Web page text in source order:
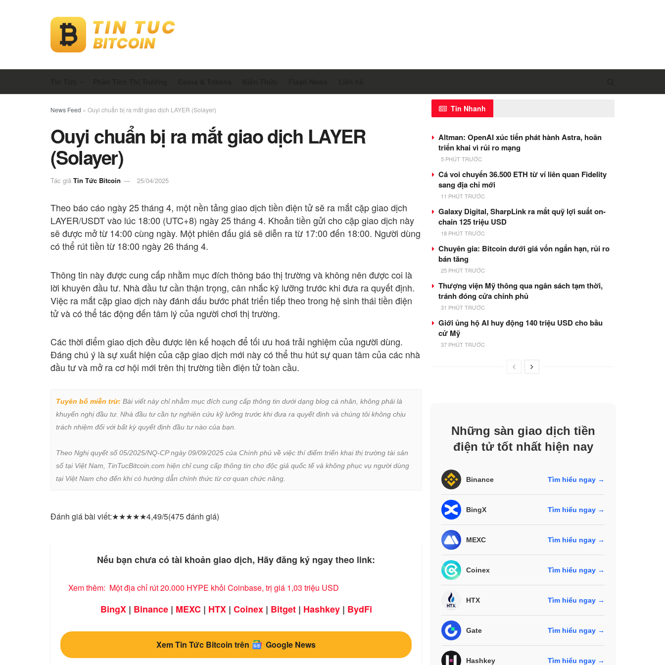
News Feed » Ouyi chuẩn bị ra mắt giao dịch LAYER (Solayer)
Ouyi chuẩn bị ra mắt giao dịch LAYER
(Solayer)
Tác giả Tin Tức Bitcoin 25/04/2025
Theo báo cáo ngày 25 tháng 4, một nền tảng giao dịch tiền điện tử sẽ ra mắt cặp giao dịch
LAYER/USDT vào lúc 18:00 (UTC+8) ngày 25 tháng 4. Khoản tiền gửi cho cặp giao dịch này
sẽ được mở từ 14:00 cùng ngày. Một phiên đấu giá sẽ diễn ra từ 17:00 đến 18:00. Người dùng
có thể rút tiền từ 18:00 ngày 26 tháng 4.
Thông tin này được cung cấp nhằm mục đích thông báo thị trường và không nên được coi là
lời khuyên đầu tư. Nhà đầu tư cần thận trọng, cân nhắc kỹ lưỡng trước khi đưa ra quyết định.
Việc ra mắt cặp giao dịch này đánh dấu bước phát triển tiếp theo trong hệ sinh thái tiền điện
tử và có thể tác động đến tâm lý của người chơi thị trường.
Các thời điểm giao dịch đều được lên kế hoạch để tối ưu hoá trải nghiệm của người dùng.
Đáng chú ý là sự xuất hiện của cặp giao dịch mới này có thể thu hút sự quan tâm của các nhà
đầu tư và mở ra cơ hội mới trên thị trường tiền điện tử toàn cầu.
Tuyên bố miễn trừ: Bài viết này chỉ nhằm mục đích cung cấp thông tin dưới dạng blog cá nhân, không phải là
khuyến nghị đầu tư. Nhà đầu tư cần tự nghiên cứu kỹ lưỡng trước khi đưa ra quyết định và chúng tôi không chịu
trách nhiệm đối với bất kỳ quyết định đầu tư nào của bạn.
Theo Nghị quyết số 05/2025/NQ-CP ngày 09/09/2025 của Chính phủ về việc thí điểm triển khai thị trường tài sản
số tại Việt Nam, TinTucBitcoin.com hiện chỉ cung cấp thông tin cho độc giả quốc tế và không phục vụ người dùng
tại Việt Nam cho đến khi có hướng dẫn chính thức từ cơ quan chức năng.
Đánh giá bài viết:★★★★★4,49/5(475 đánh giá)
Nếu bạn chưa có tài khoản giao dịch, Hãy đăng ký ngay theo link:
Xem thêm: Một địa chỉ rút 20.000 HYPE khỏi Coinbase, trị giá 1,03 triệu USD
BingX| Binance| MEXC| HTX| Coinex| Bitget| Hashkey| BydFi
Xem Tin Tức Bitcoin trên Google News
Tin Nhanh
Altman: OpenAI xúc tiến phát hành Astra, hoãn
triển khai vì rủi ro mạng
5 PHÚT TRƯỚC
Cá voi chuyển 36.500 ETH từ ví liên quan Fidelity
sang địa chỉ mới
11 PHÚT TRƯỚC
Galaxy Digital, SharpLink ra mắt quỹ lợi suất on-
chain 125 triệu USD
18 PHÚT TRƯỚC
Chuyên gia: Bitcoin dưới giá vốn ngắn hạn, rủi ro
bán tăng
25 PHÚT TRƯỚC
Thượng viện Mỹ thông qua ngân sách tạm thời,
tránh đóng cửa chính phủ
31 PHÚT TRƯỚC
Giới ủng hộ AI huy động 140 triệu USD cho bầu
cử Mỹ
37 PHÚT TRƯỚC
Những sàn giao dịch tiền
điện tử tốt nhất hiện nay
Binance Tìm hiểu ngay →
BingX Tìm hiểu ngay →
MEXC Tìm hiểu ngay →
Coinex Tìm hiểu ngay →
HTX Tìm hiểu ngay →
Gate Tìm hiểu ngay →
Hashkey Tìm hiểu ngay →